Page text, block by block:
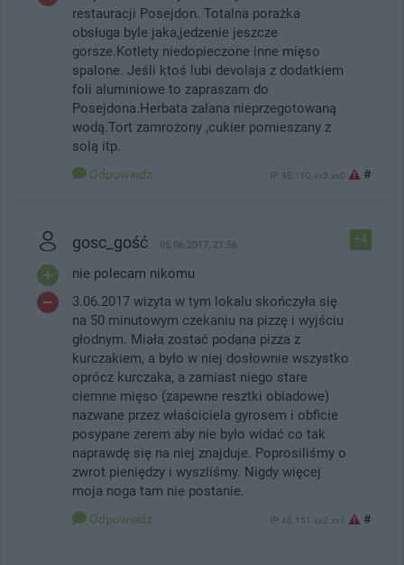
restauracji Posejdon. Totalna porażka
obsługa byle jaka,jedzenie jeszcze
gorsze.Kotlety niedopieczone inne mięso
spalone. Jeśli ktoś lubi devolaja z dodatkiem
foli aluminiowe to zapraszam do
Posejdona.Herbata zalana nieprzegotowaną
wodą.Tort zamrożony ,cukier pomieszany z
solą itp.
Odpowiedz IP: 95.160.xx3.xx0 #
+4
gosc_gość 05.06.2017, 21:56
nie polecam nikomu
3.06.2017 wizyta w tym lokalu skończyła się
na 50 minutowym czekaniu na pizzę i wyjściu
głodnym. Miała zostać podana pizza z
kurczakiem, a było w niej dosłownie wszystko
oprócz kurczaka, a zamiast niego stare
ciemne mięso (zapewne resztki obiadowe)
nazwane przez właściciela gyrosem i obficie
posypane zerem aby nie było widać co tak
naprawdę się na niej znajduje. Poprosiliśmy o
zwrot pieniędzy i wyszliśmy. Nigdy więcej
moja noga tam nie postanie.
Odpowiedz IP: 46.151.xx2.xx1 #